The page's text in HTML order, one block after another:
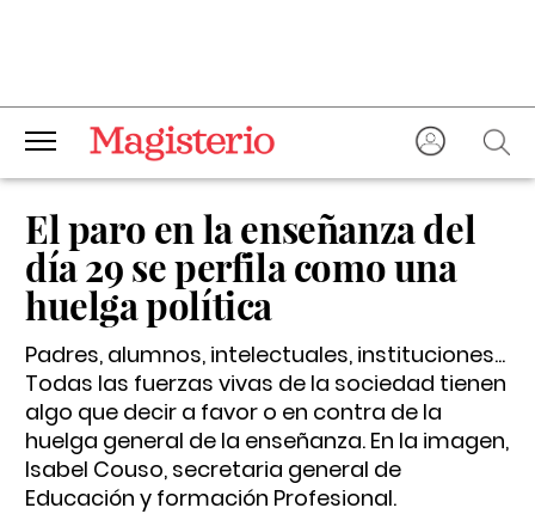
El paro en la enseñanza del
día 29 se perfila como una
huelga política
Padres, alumnos, intelectuales, instituciones...
Todas las fuerzas vivas de la sociedad tienen
algo que decir a favor o en contra de la
huelga general de la enseñanza. En la imagen,
Isabel Couso, secretaria general de
Educación y formación Profesional.